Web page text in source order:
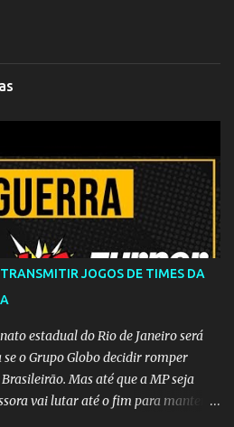
JOGOS DE TIMES DA
estadual do Rio de Janeiro será
o Grupo Globo decidir romper
Mas até que a MP seja
vai lutar até o fim para manter o